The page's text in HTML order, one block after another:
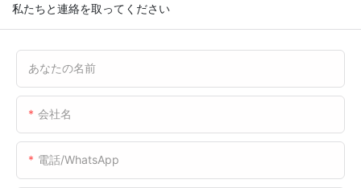
私たちと連絡を取ってください
あなたの名前
会社名
電話/WhatsApp